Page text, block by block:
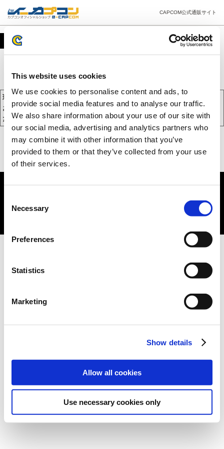
This website uses cookies
We use cookies to personalise content and ads, to
provide social media features and to analyse our traffic.
We also share information about your use of our site with
our social media, advertising and analytics partners who
may combine it with other information that you’ve
provided to them or that they’ve collected from your use
of their services.
Selection
Necessary
Preferences
Statistics
Marketing
Show details
Allow all cookies
Use necessary cookies only
CAPCOM公式通販サイト
カート
現在、カートには商品が入っておりません。
お買い物を続けるには下の 「お買い物を続ける」 をクリックしてく
ださい。